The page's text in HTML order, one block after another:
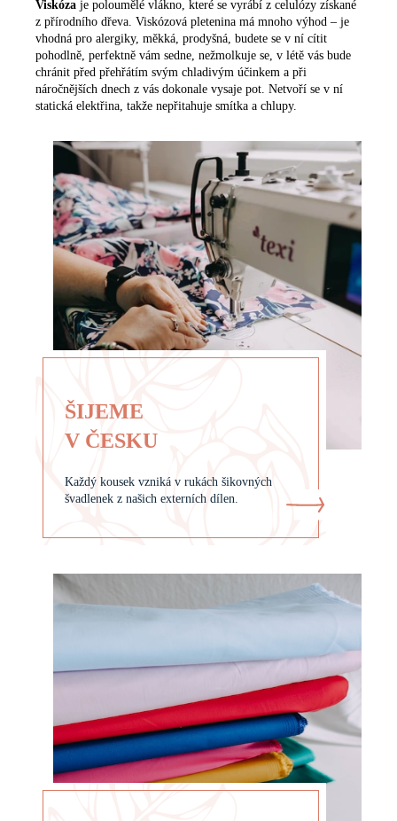
Viskóza je poloumělé vlákno, které se vyrábí z celulózy získané
z přírodního dřeva. Viskózová pletenina má mnoho výhod – je
vhodná pro alergiky, měkká, prodyšná, budete se v ní cítit
pohodlně, perfektně vám sedne, nežmolkuje se, v létě vás bude
chránit před přehřátím svým chladivým účinkem a při
náročnějších dnech z vás dokonale vysaje pot. Netvoří se v ní
statická elektřina, takže nepřitahuje smítka a chlupy.
ŠIJEME
V ČESKU
Každý kousek vzniká v rukách šikovných
švadlenek z našich externích dílen.